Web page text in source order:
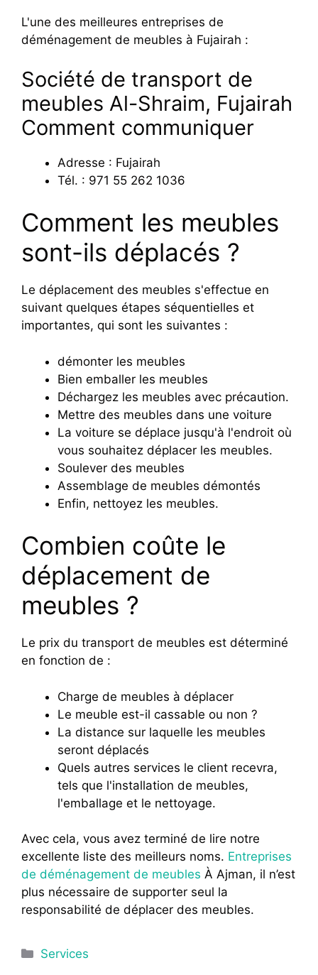
L'une des meilleures entreprises de
déménagement de meubles à Fujairah :
Société de transport de
meubles Al-Shraim, Fujairah
Comment communiquer
Adresse : Fujairah
Tél. : 971 55 262 1036
Comment les meubles
sont-ils déplacés ?
Le déplacement des meubles s'effectue en
suivant quelques étapes séquentielles et
importantes, qui sont les suivantes :
démonter les meubles
Bien emballer les meubles
Déchargez les meubles avec précaution.
Mettre des meubles dans une voiture
La voiture se déplace jusqu'à l'endroit où
vous souhaitez déplacer les meubles.
Soulever des meubles
Assemblage de meubles démontés
Enfin, nettoyez les meubles.
Combien coûte le
déplacement de
meubles ?
Le prix du transport de meubles est déterminé
en fonction de :
Charge de meubles à déplacer
Le meuble est-il cassable ou non ?
La distance sur laquelle les meubles
seront déplacés
Quels autres services le client recevra,
tels que l'installation de meubles,
l'emballage et le nettoyage.
Avec cela, vous avez terminé de lire notre
excellente liste des meilleurs noms. Entreprises
de déménagement de meubles À Ajman, il n’est
plus nécessaire de supporter seul la
responsabilité de déplacer des meubles.
Catégories
Services